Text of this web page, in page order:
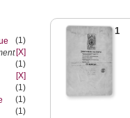
(1)
[X]
(1)
[X]
(1)
(1)
(1)
1